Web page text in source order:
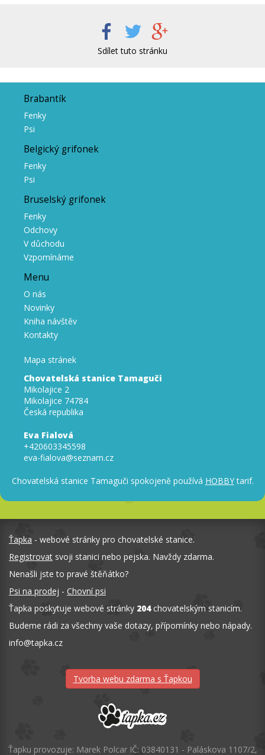
Sdílet tuto stránku
Brabantík
Fenky
Psi
Belgický grifonek
Fenky
Psi
Bruselský grifonek
Fenky
Odchovy
V důchodu
Vzpomínáme
Menu
O nás
Novinky
Kniha návštěv
Kontakty
Mapa stránek
Chovatelská stanice Tamaguči
Mikolajice 2
Mikolajice 74784
Česká republika
Eva Fialová
+420603345598
eva-fialova@seznam.cz
Chovatelská stanice Tamaguči spokojeně používá HOBBYtarif.
Ťapka - webové stránky pro chovatelské stanice.
Registrovat svoji stanici nebo pejska. Navždy zdarma.
Nenašli jste to pravé štěňátko?
Psi na prodej - Chovní psi
Ťapka poskytuje webové stránky 204chovatelským stanicím.
Budeme rádi za všechny vaše dotazy, přípomínky nebo nápady.
info@tapka.cz
Tvorba webu zdarma s Ťapkou
Ťapku provozuje: Marek Polcar IČ: 03840131 - Paláskova 1107/2,